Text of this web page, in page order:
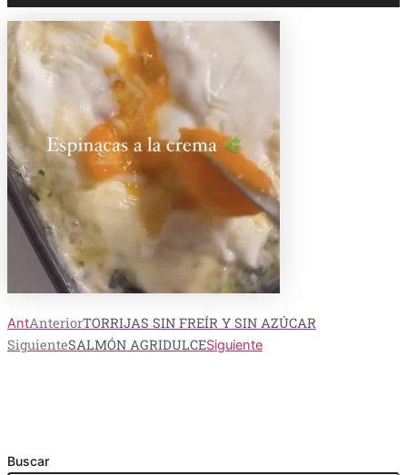
AntAnteriorTORRIJAS SIN FREÍR Y SIN AZÚCAR
SiguienteSALMÓN AGRIDULCESiguiente
Buscar